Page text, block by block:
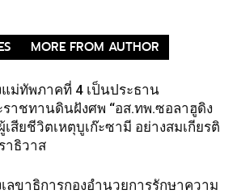
MORE FROM AUTHOR
แม่ทัพภาคที่ 4 เป็นประธาน
ราชทานดินฝังศพ “อส.ทพ.ซอลาฮูดิง
เสียชีวิตเหตุบูเก๊ะซามี อย่างสมเกียรติ
าธิวาส
เลขาธิการกองอำนวยการรักษาความ